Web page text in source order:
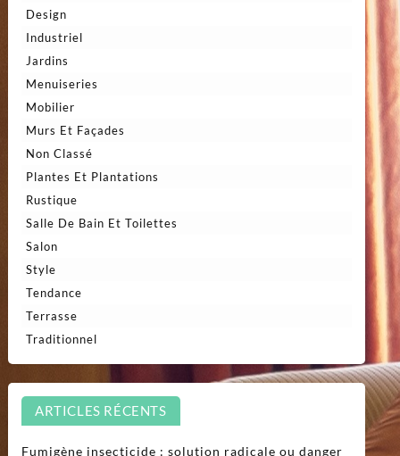
Design
Industriel
Jardins
Menuiseries
Mobilier
Murs Et Façades
Non Classé
Plantes Et Plantations
Rustique
Salle De Bain Et Toilettes
Salon
Style
Tendance
Terrasse
Traditionnel
ARTICLES RÉCENTS
Fumigène insecticide : solution radicale ou danger